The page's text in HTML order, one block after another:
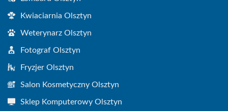
Kwiaciarnia Olsztyn
Weterynarz Olsztyn
Fotograf Olsztyn
Fryzjer Olsztyn
Salon Kosmetyczny Olsztyn
Sklep Komputerowy Olsztyn